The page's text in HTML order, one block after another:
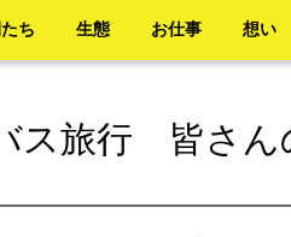
ち 生態 お仕事 想い
ス旅行 皆さん